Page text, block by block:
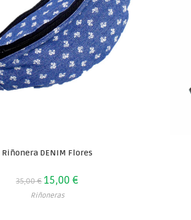
Riñonera DENIM Flores
35,00€ 15,00 €
Riñoneras